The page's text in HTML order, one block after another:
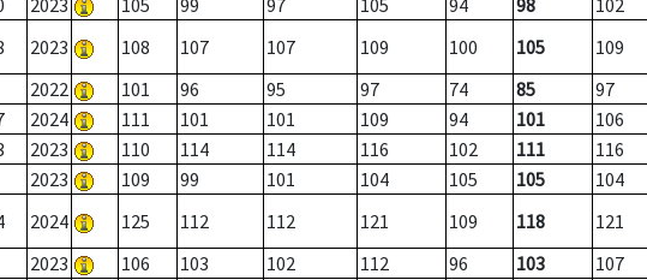
2023 105 99 97 105 94 98
102
2023 108 107 107 109 100 105
109
2022 101 96 95 97 74 85
97
2024 111 101 101 109 94 101
106
2023 110 114 114 116 102 111
116
2023 109 99 101 104 105 105
104
2024 125 112 112 121 109 118
121
2023 106 103 102 112 96 103
107